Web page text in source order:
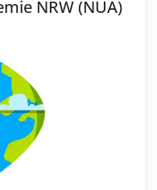
NRW (NUA)